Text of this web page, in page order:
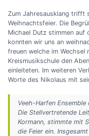
Zum Jahresausklang trifft
Weihnachtsfeier. Die
Michael Dutz stimmen auf
konnten wir uns an
freuen welche im Wechsel
Kreismusikschule den
einleiteten. Im weiteren
Worte des Nikolaus mit
Veeh-Harfen
Die Stellvertretende
Kormann, stimmte mit
die Feier ein.